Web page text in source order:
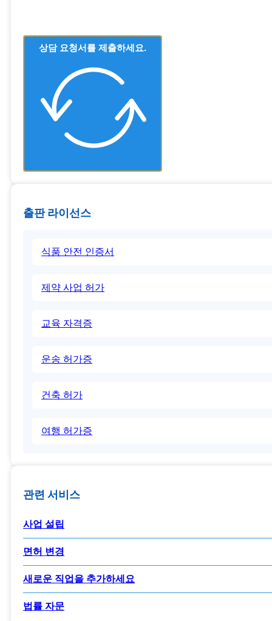
상담 요청서를 제출하세요.
출판 라이선스
식품 안전 인증서
제약 사업 허가
교육 자격증
운송 허가증
건축 허가
여행 허가증
관련 서비스
사업 설립
면허 변경
새로운 직업을 추가하세요
법률 자문